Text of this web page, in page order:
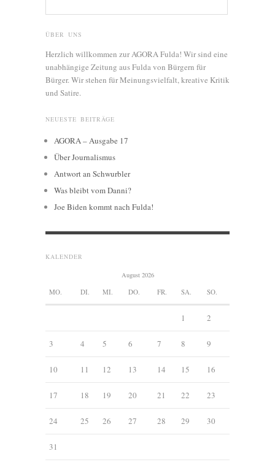
ÜBER UNS
Herzlich willkommen zur AGORA Fulda! Wir sind eine
unabhängige Zeitung aus Fulda von Bürgern für
Bürger. Wir stehen für Meinungsvielfalt, kreative Kritik
und Satire.
NEUESTE BEITRÄGE
AGORA – Ausgabe 17
Über Journalismus
Antwort an Schwurbler
Was bleibt vom Danni?
Joe Biden kommt nach Fulda!
KALENDER
August 2026
MO. DI. MI. DO. FR. SA. SO.
1 2
3 4 5 6 7 8 9
10 11 12 13 14 15 16
17 18 19 20 21 22 23
24 25 26 27 28 29 30
31